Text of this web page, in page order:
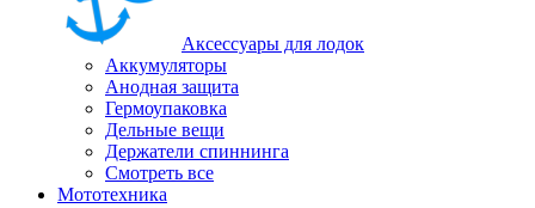
Аксессуары для лодок
Аккумуляторы
Анодная защита
Гермоупаковка
Дельные вещи
Держатели спиннинга
Смотреть все
Мототехника